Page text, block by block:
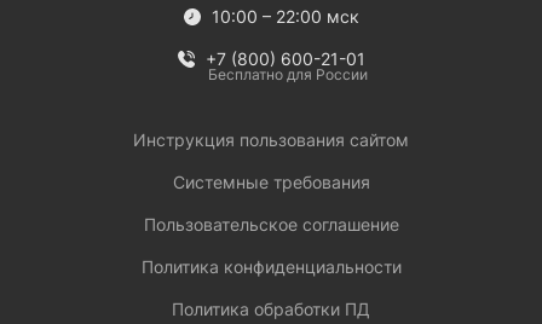
10:00 – 22:00 мск
+7 (800) 600-21-01
Бесплатно для России
Инструкция пользования сайтом
Системные требования
Пользовательское соглашение
Политика конфиденциальности
Политика обработки ПД